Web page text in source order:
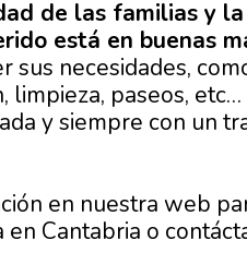
de las familias y la
está en buenas
sus necesidades,
limpieza, paseos,
y siempre con un
en nuestra web
en Cantabria o